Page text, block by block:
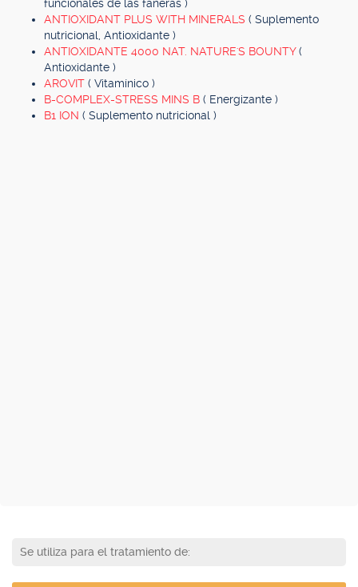
funcionales de las faneras )
ANTIOXIDANT PLUS WITH MINERALS ( Suplemento
nutricional, Antioxidante )
ANTIOXIDANTE 4000 NAT. NATURE'S BOUNTY(
Antioxidante )
AROVIT ( Vitamínico )
B-COMPLEX-STRESS MINS B ( Energizante )
B1 ION ( Suplemento nutricional )
Se utiliza para el tratamiento de: